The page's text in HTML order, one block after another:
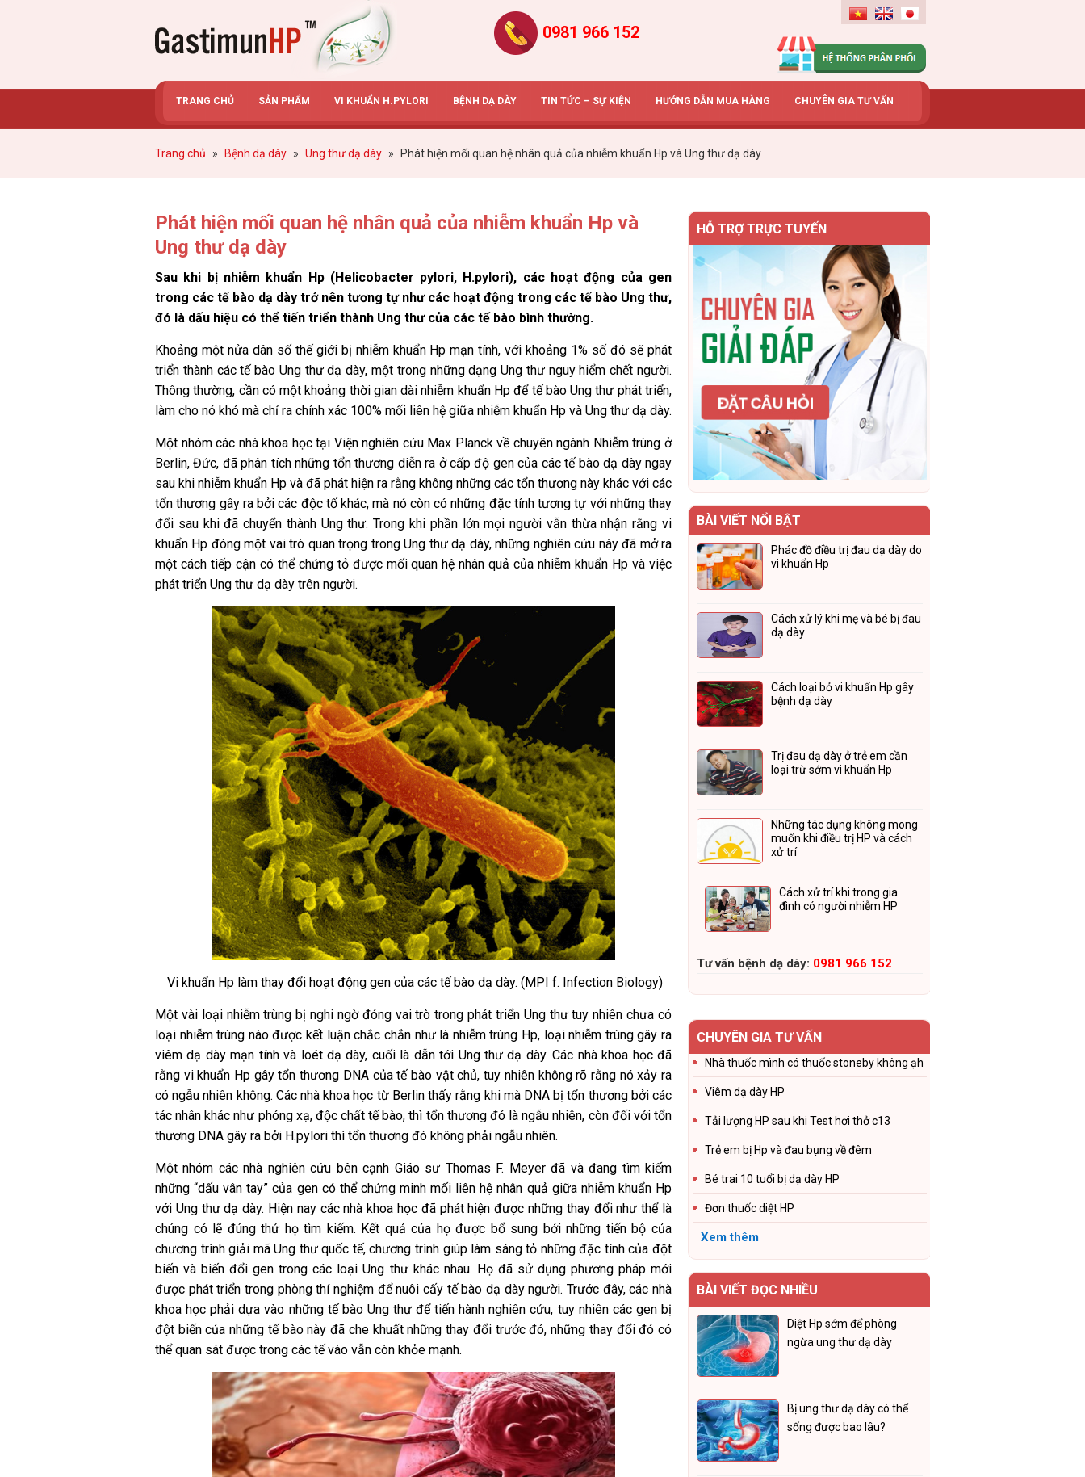
0981 966 152
TRANG CHỦ SẢN PHẨM VI KHUẨN H.PYLORI BỆNH DẠ DÀY TIN TỨC – SỰ KIỆN HƯỚNG DẪN MUA HÀNG CHUYÊN GIA TƯ VẤN
Trang chủ » Bệnh dạ dày » Ung thư dạ dày » Phát hiện mối quan hệ nhân quả của nhiễm khuẩn Hp và Ung thư dạ dày
Phát hiện mối quan hệ nhân quả của nhiễm khuẩn Hp và
Ung thư dạ dày
Sau khi bị nhiễm khuẩn Hp (Helicobacter pylori, H.pylori), các hoạt động của gen
trong các tế bào dạ dày trở nên tương tự như các hoạt động trong các tế bào Ung thư,
đó là dấu hiệu có thể tiến triển thành Ung thư của các tế bào bình thường.
Khoảng một nửa dân số thế giới bị nhiễm khuẩn Hp mạn tính, với khoảng 1% số đó sẽ phát
triển thành các tế bào Ung thư dạ dày, một trong những dạng Ung thư nguy hiểm chết người.
Thông thường, cần có một khoảng thời gian dài nhiễm khuẩn Hp để tế bào Ung thư phát triển,
làm cho nó khó mà chỉ ra chính xác 100% mối liên hệ giữa nhiễm khuẩn Hp và Ung thư dạ dày.
Một nhóm các nhà khoa học tại Viện nghiên cứu Max Planck về chuyên ngành Nhiễm trùng ở
Berlin, Đức, đã phân tích những tổn thương diễn ra ở cấp độ gen của các tế bào dạ dày ngay
sau khi nhiễm khuẩn Hp và đã phát hiện ra rằng không những các tổn thương này khác với các
tổn thương gây ra bởi các độc tố khác, mà nó còn có những đặc tính tương tự với những thay
đổi sau khi đã chuyển thành Ung thư. Trong khi phần lớn mọi người vẫn thừa nhận rằng vi
khuẩn Hp đóng một vai trò quan trọng trong Ung thư dạ dày, những nghiên cứu này đã mở ra
một cách tiếp cận có thể chứng tỏ được mối quan hệ nhân quả của nhiễm khuẩn Hp và việc
phát triển Ung thư dạ dày trên người.
Vi khuẩn Hp làm thay đổi hoạt động gen của các tế bào dạ dày. (MPI f. Infection Biology)
Một vài loại nhiễm trùng bị nghi ngờ đóng vai trò trong phát triển Ung thư tuy nhiên chưa có
loại nhiễm trùng nào được kết luận chắc chắn như là nhiễm trùng Hp, loại nhiễm trùng gây ra
viêm dạ dày mạn tính và loét dạ dày, cuối là dẫn tới Ung thư dạ dày. Các nhà khoa học đã
rằng vi khuẩn Hp gây tổn thương DNA của tế bào vật chủ, tuy nhiên không rõ rằng nó xảy ra
có ngẫu nhiên không. Các nhà khoa học từ Berlin thấy rằng khi mà DNA bị tổn thương bởi các
tác nhân khác như phóng xạ, độc chất tế bào, thì tổn thương đó là ngẫu nhiên, còn đối với tổn
thương DNA gây ra bởi H.pylori thì tổn thương đó không phải ngẫu nhiên.
Một nhóm các nhà nghiên cứu bên cạnh Giáo sư Thomas F. Meyer đã và đang tìm kiếm
những “dấu vân tay” của gen có thể chứng minh mối liên hệ nhân quả giữa nhiễm khuẩn Hp
với Ung thư dạ dày. Hiện nay các nhà khoa học đã phát hiện được những thay đổi như thể là
chúng có lẽ đúng thứ họ tìm kiếm. Kết quả của họ được bổ sung bởi những tiến bộ của
chương trình giải mã Ung thư quốc tế, chương trình giúp làm sáng tỏ những đặc tính của đột
biến và biến đổi gen trong các loại Ung thư khác nhau. Họ đã sử dụng phương pháp mới
được phát triển trong phòng thí nghiệm để nuôi cấy tế bào dạ dày người. Trước đây, các nhà
khoa học phải dựa vào những tế bào Ung thư để tiến hành nghiên cứu, tuy nhiên các gen bị
đột biến của những tế bào này đã che khuất những thay đổi trước đó, những thay đổi đó có
thể quan sát được trong các tế vào vẫn còn khỏe mạnh.
HỖ TRỢ TRỰC TUYẾN
BÀI VIẾT NỔI BẬT
Phác đồ điều trị đau dạ dày do
vi khuẩn Hp
Cách xử lý khi mẹ và bé bị đau
dạ dày
Cách loại bỏ vi khuẩn Hp gây
bệnh dạ dày
Trị đau dạ dày ở trẻ em cần
loại trừ sớm vi khuẩn Hp
Những tác dụng không mong
muốn khi điều trị HP và cách
xử trí
Cách xử trí khi trong gia
đình có người nhiễm HP
Tư vấn bệnh dạ dày: 0981 966 152
CHUYÊN GIA TƯ VẤN
Nhà thuốc mình có thuốc stoneby không ạh
Viêm dạ dày HP
Tải lượng HP sau khi Test hơi thở c13
Trẻ em bị Hp và đau bụng về đêm
Bé trai 10 tuổi bị dạ dày HP
Đơn thuốc diệt HP
Xem thêm
BÀI VIẾT ĐỌC NHIỀU
Diệt Hp sớm để phòng
ngừa ung thư dạ dày
Bị ung thư dạ dày có thể
sống được bao lâu?